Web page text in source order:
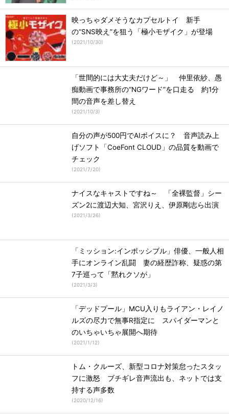
映っちゃダメそうなカプセルトイ 新手
の“SNS映え”を狙う「極小モザイク」が登場
(2021/10/30)
「世間的には大丈夫だけど～」 仲里依紗、愚
痴動画で事務所の“NGワード”を口走る 約1分
間の音声を差し替え
(2021/10/3)
自分の声が500円でAIボイスに？ 音声読み上
げソフト「CoeFont CLOUD」の品質を動画で
チェック
(2021/7/20)
ナイスなキャストですね～ 「全裸監督」シー
ズン2に渡辺大知、宮沢りえ、伊原剛志ら出演
(2021/3/26)
「ミッション:インポッシブル」俳優、一般人相
手にオンライン乱闘 妻の経歴詐称、疑惑の第
7子巡って「黙れクソが」
(2021/3/3)
「デッドプール」MCU入りもライアン・レイノ
ルズの尽力で無事R指定に スパイダーマンと
のいちゃいちゃ展開へ期待
(2021/1/12)
トム・クルーズ、新型コロナ対策怠ったスタッ
フに激怒 ブチギレ音声流出も、ネットでは支
持する声多数
(2020/12/16)